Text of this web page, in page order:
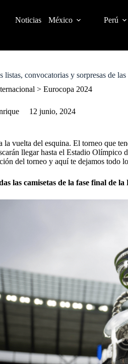
Noticias México Perú
listas, convocatorias y sorpresas de
> Eurocopa 2024
12 junio, 2024
la vuelta del esquina. El torneo que
llegar hasta el Estadio Olímpico
del torneo y aquí te dejamos todo
las camisetas de la fase final de